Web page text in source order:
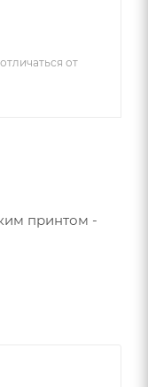
от
принтом -